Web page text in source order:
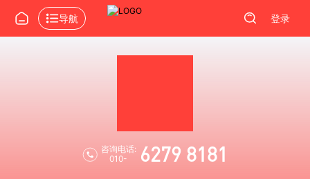
导航 登录
咨询电话:
010-
6279 8181